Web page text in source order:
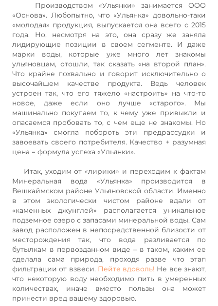
Производством «Ульянки» занимается ООО
«Основа». Любопытно, что «Ульянка» довольно-таки
«молодая» продукция, выпускается она всего с 2015
года. Но, несмотря на это, она сразу же заняла
лидирующие позиции в своем сегменте. И даже
марки воды, которые уже много лет знакомы
ульяновцам, отошли, так сказать «на второй план».
Что крайне похвально и говорит исключительно о
высочайшем качестве продукта. Ведь человек
устроен так, что его тяжело «настроить» на что-то
новое, даже если оно лучше «старого». Мы
машинально покупаем то, к чему уже привыкли и
опасаемся пробовать то, с чем еще не знакомы. Но
«Ульянка» смогла побороть эти предрассудки и
завоевать своего потребителя. Качество + разумная
цена = формула успеха «Ульянки».
Итак, уходим от «лирики» и переходим к фактам
Минеральная вода «Ульянка» производится в
Вешкаймском районе Ульяновской области. Именно
в этом экологически чистом районе вдали от
«каменных джунглей» располагается уникальное
подземное озеро с запасами минеральной воды. Сам
завод расположен в непосредственной близости от
месторождения так, что вода разливается по
бутылкам в первозданном виде – в таком, каким ее
сделала сама природа, проходя разве что этап
фильтрации от взвеси. Пейте вдоволь! Не все знают,
что некоторую воду необходимо пить в умеренных
количествах, иначе вместо пользы она может
принести вред вашему здоровью.